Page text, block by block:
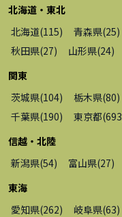
北海道・東北
北海道(115) 青森県(25)
秋田県(27) 山形県(24)
関東
茨城県(104) 栃木県(80)
千葉県(190) 東京都(693
信越・北陸
新潟県(54) 富山県(27)
東海
愛知県(262) 岐阜県(63)